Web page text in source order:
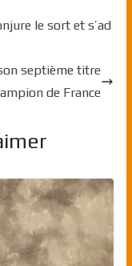
le sort et s’ad
septième titre
de France